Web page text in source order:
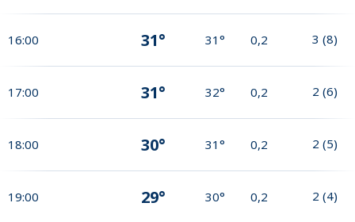
16:00 31° 31° 0,2 3 (8)
17:00 31° 32° 0,2 2 (6)
18:00 30° 31° 0,2 2 (5)
19:00 29° 30° 0,2 2 (4)